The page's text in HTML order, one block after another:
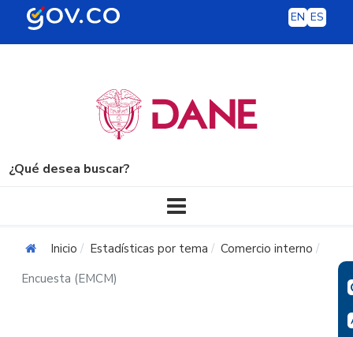
EN ES
¿Qué desea buscar?
Inicio Estadísticas por tema
Comercio interno
Encuesta (EMCM)